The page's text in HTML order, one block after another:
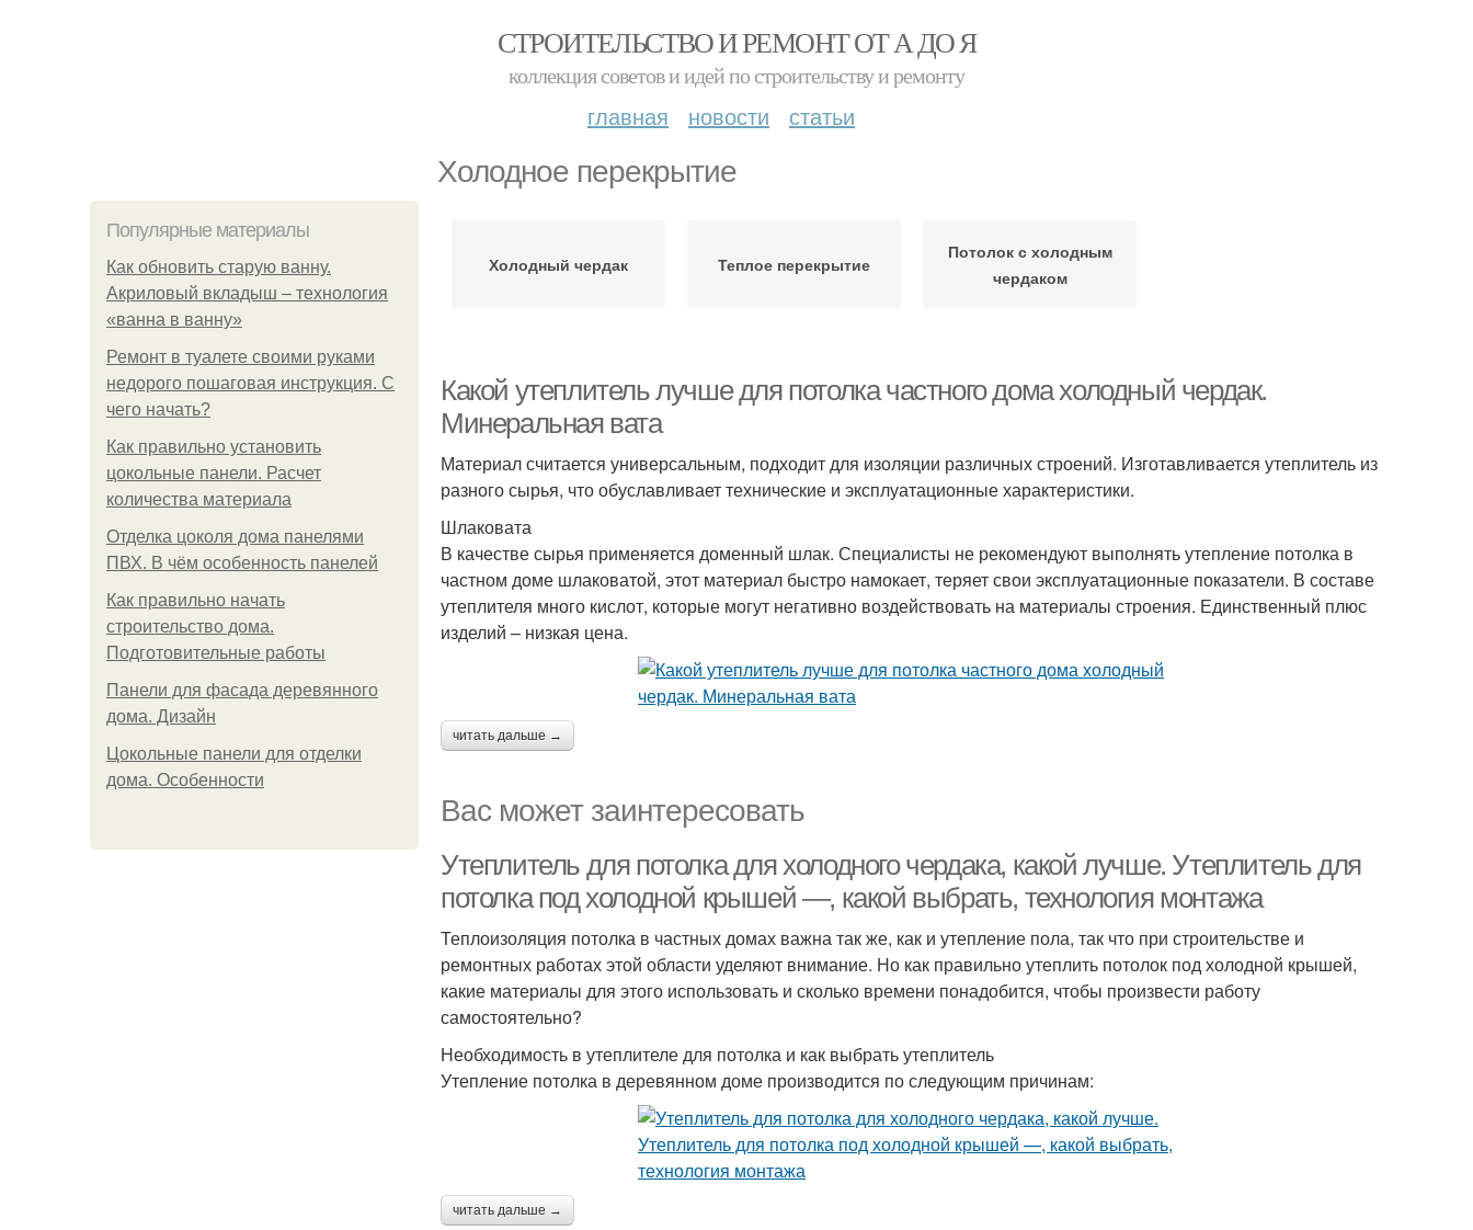
СТРОИТЕЛЬСТВО И РЕМОНТ ОТ А ДО Я
коллекция советов и идей по строительству и ремонту
главная новости статьи
Холодное перекрытие
Популярные материалы
Как обновить старую ванну.
Акриловый вкладыш – технология
«ванна в ванну»
Ремонт в туалете своими руками
недорого пошаговая инструкция. С
чего начать?
Как правильно установить
цокольные панели. Расчет
количества материала
Отделка цоколя дома панелями
ПВХ. В чём особенность панелей
Как правильно начать
строительство дома.
Подготовительные работы
Панели для фасада деревянного
дома. Дизайн
Цокольные панели для отделки
дома. Особенности
Холодный чердак Теплое перекрытие
Потолок с холодным
чердаком
Какой утеплитель лучше для потолка частного дома холодный чердак.
Минеральная вата
Материал считается универсальным, подходит для изоляции различных строений. Изготавливается утеплитель из
разного сырья, что обуславливает технические и эксплуатационные характеристики.
Шлаковата
В качестве сырья применяется доменный шлак. Специалисты не рекомендуют выполнять утепление потолка в
частном доме шлаковатой, этот материал быстро намокает, теряет свои эксплуатационные показатели. В составе
утеплителя много кислот, которые могут негативно воздействовать на материалы строения. Единственный плюс
изделий – низкая цена.
читать дальше →
Вас может заинтересовать
Утеплитель для потолка для холодного чердака, какой лучше. Утеплитель для
потолка под холодной крышей —, какой выбрать, технология монтажа
Теплоизоляция потолка в частных домах важна так же, как и утепление пола, так что при строительстве и
ремонтных работах этой области уделяют внимание. Но как правильно утеплить потолок под холодной крышей,
какие материалы для этого использовать и сколько времени понадобится, чтобы произвести работу
самостоятельно?
Необходимость в утеплителе для потолка и как выбрать утеплитель
Утепление потолка в деревянном доме производится по следующим причинам:
читать дальше →